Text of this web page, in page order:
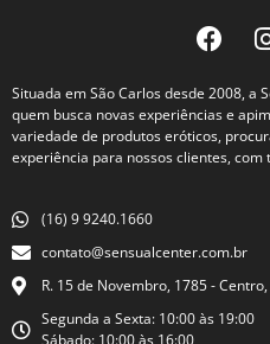
Situada em São Carlos desde 2008, a
quem busca novas experiências e
variedade de produtos eróticos,
experiência para nossos clientes, com
(16) 9 9240.1660
contato@sensualcenter.com.br
R. 15 de Novembro, 1785 -
Segunda a Sexta: 10:00 às 19:00